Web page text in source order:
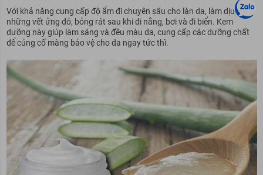
Với khả năng cung cấp độ ẩm đi chuyên sâu cho làn da, làm dịu đi
những vết ửng đỏ, bỏng rát sau khi đi nắng, bơi và đi biển. Kem
dưỡng này giúp làm sáng và đều màu da, cung cấp các dưỡng chất
để củng cố màng bảo vệ cho da ngay tức thì.